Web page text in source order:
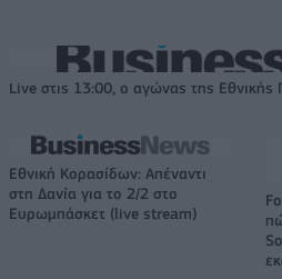
Live στις 13:00, ο αγώνας της
Εθνική Κορασίδων: Απέναντι
στη Δανία για το 2/2 στο
Ευρωμπάσκετ (live stream)